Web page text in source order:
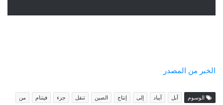
الخبر من المصدر
الوسوم آبل آيباد إلى إنتاج الصين تنقل جزء فيتنام من